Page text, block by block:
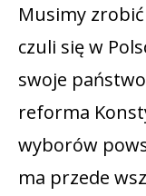
Musimy
czuli się w
swoje
reforma
wyborów
ma przede